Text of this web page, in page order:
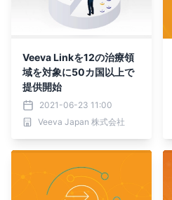
Veeva Linkを12の治療領
域を対象に50カ国以上で
提供開始
2021-06-23 11:00
Veeva Japan 株式会社